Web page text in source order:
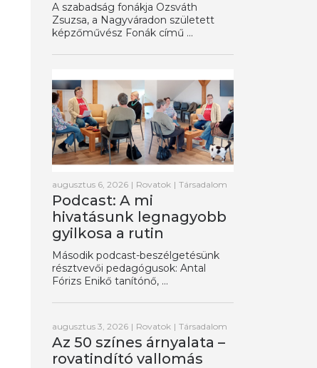
A szabadság fonákja Ozsváth
Zsuzsa, a Nagyváradon született
képzőművész Fonák című ...
augusztus 6, 2026 | Rovatok | Társadalom
Podcast: A mi
hivatásunk legnagyobb
gyilkosa a rutin
Második podcast-beszélgetésünk
résztvevői pedagógusok: Antal
Fórizs Enikő tanítónő, ...
augusztus 3, 2026 | Rovatok | Társadalom
Az 50 színes árnyalata –
rovatindító vallomás